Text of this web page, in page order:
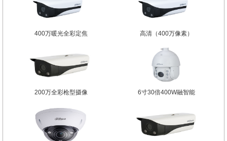
400万暖光全彩定焦 高清（400万像素）
200万全彩枪型摄像 6寸30倍400W融智能